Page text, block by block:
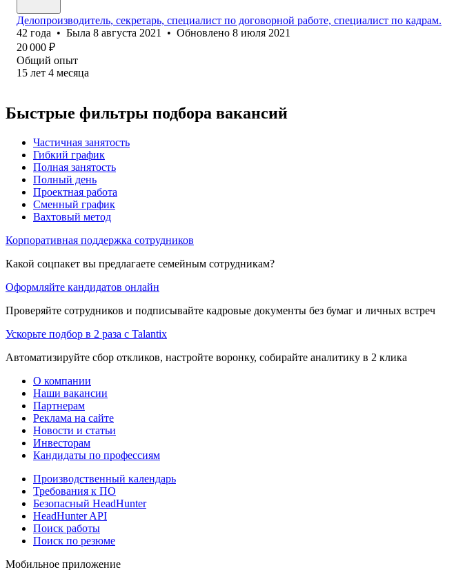
Делопроизводитель, секретарь, специалист по договорной работе, специалист по кадрам.
42 года • Была 8 августа 2021 • Обновлено 8 июля 2021
20 000 ₽
Общий опыт
15 лет 4 месяца
Быстрые фильтры подбора вакансий
Частичная занятость
Гибкий график
Полная занятость
Полный день
Проектная работа
Сменный график
Вахтовый метод
Корпоративная поддержка сотрудников
Какой соцпакет вы предлагаете семейным сотрудникам?
Оформляйте кандидатов онлайн
Проверяйте сотрудников и подписывайте кадровые документы без бумаг и личных встреч
Ускорьте подбор в 2 раза с Talantix
Автоматизируйте сбор откликов, настройте воронку, собирайте аналитику в 2 клика
О компании
Наши вакансии
Партнерам
Реклама на сайте
Новости и статьи
Инвесторам
Кандидаты по профессиям
Производственный календарь
Требования к ПО
Безопасный HeadHunter
HeadHunter API
Поиск работы
Поиск по резюме
Мобильное приложение